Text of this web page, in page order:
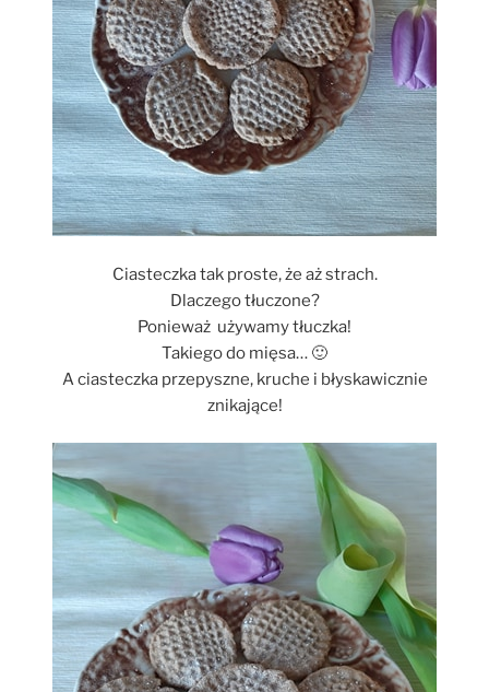
Ciasteczka tak proste, że aż strach.
Dlaczego tłuczone?
Ponieważ używamy tłuczka!
Takiego do mięsa… 🙂
A ciasteczka przepyszne, kruche i błyskawicznie
znikające!